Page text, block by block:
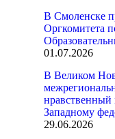
В Смоленске
Оргкомитета
01.07.2026
В Великом
нравственный
Западному
29.06.2026